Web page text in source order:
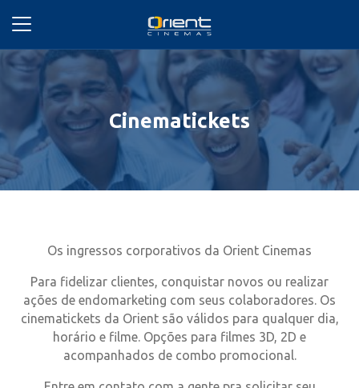
Cinematickets
Os ingressos corporativos da Orient Cinemas
Para fidelizar clientes, conquistar novos ou realizar
ações de endomarketing com seus colaboradores. Os
cinematickets da Orient são válidos para qualquer dia,
horário e filme. Opções para filmes 3D, 2D e
acompanhados de combo promocional.